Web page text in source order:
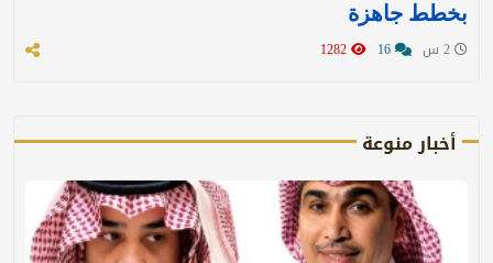
بخطط جاهزة
أخبار منوعة